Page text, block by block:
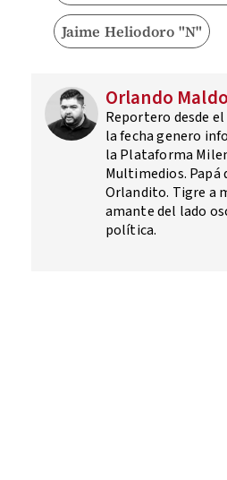
Jaime Heliodoro "N"
Orlando
Reportero desde el
la fecha genero
la Plataforma
Multimedios. Papá
Orlandito. Tigre a
amante del lado
política.